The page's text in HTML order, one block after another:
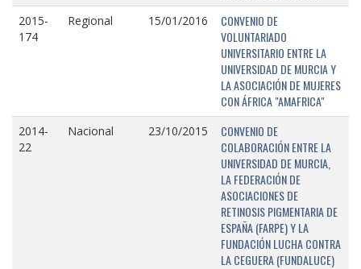
2015-
174
Regional 15/01/2016
CONVENIO DE
VOLUNTARIADO
UNIVERSITARIO ENTRE LA
UNIVERSIDAD DE MURCIA Y
LA ASOCIACIÓN DE MUJERES
CON ÁFRICA "AMAFRICA"
2014-
22
Nacional 23/10/2015
CONVENIO DE
COLABORACIÓN ENTRE LA
UNIVERSIDAD DE MURCIA,
LA FEDERACIÓN DE
ASOCIACIONES DE
RETINOSIS PIGMENTARIA DE
ESPAÑA (FARPE) Y LA
FUNDACIÓN LUCHA CONTRA
LA CEGUERA (FUNDALUCE)